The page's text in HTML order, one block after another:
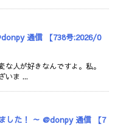
通信 【738号:2026/0
人が好きなんですよ。私。
いま ...
した！ ～ @donpy 通信 【7